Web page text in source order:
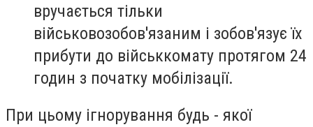
вручається тільки
військовозобов'язаним і зобов'язує їх
прибути до військкомату протягом 24
годин з початку мобілізації.
При цьому ігнорування будь - якої